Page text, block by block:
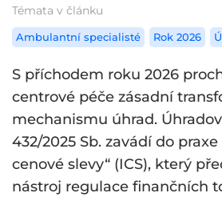
Témata v článku
Ambulantní specialisté Rok 2026
S příchodem roku 2026
centrové péče zásadní
mechanismu úhrad.
432/2025 Sb. zavádí do praxe
cenové slevy“ (ICS), který
nástroj regulace finančních